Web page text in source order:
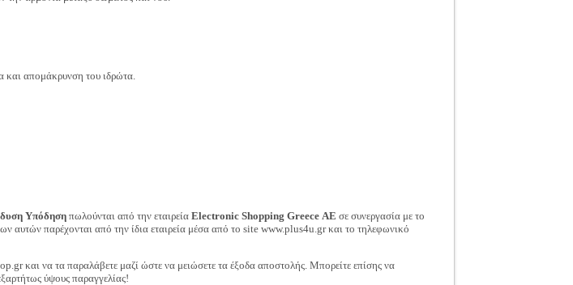
και απομάκρυνση του ιδρώτα.
Υπόδησηπωλούνται από την εταιρεία Electronic Shopping Greece ΑΕ σε συνεργασία με το
αυτών παρέχονται από την ίδια εταιρεία μέσα από το site www.plus4u.gr και το τηλεφωνικό
και να τα παραλάβετε μαζί ώστε να μειώσετε τα έξοδα αποστολής. Μπορείτε επίσης να
ύψους παραγγελίας!